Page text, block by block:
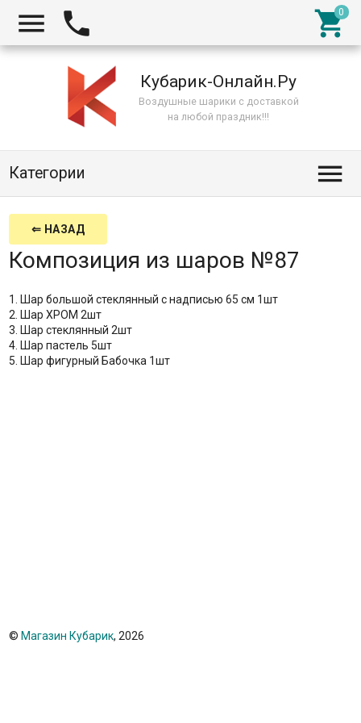
  
Кубарик-Онлайн.Ру
Воздушные шарики с доставкой
на любой праздник!!!
Категории 
⇐ НАЗАД
Композиция из шаров №87
1. Шар большой стеклянный с надписью 65 см 1шт
2. Шар ХРОМ 2шт
3. Шар стеклянный 2шт
4. Шар пастель 5шт
5. Шар фигурный Бабочка 1шт
© Магазин Кубарик, 2026